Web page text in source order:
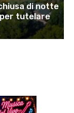
di notte
tutelare